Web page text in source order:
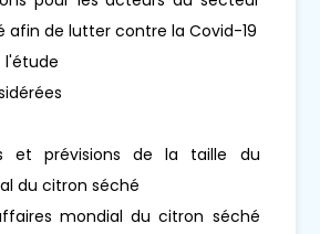
afin de lutter contre la Covid-19
l'étude
et prévisions de la taille du
du citron séché
mondial du citron séché